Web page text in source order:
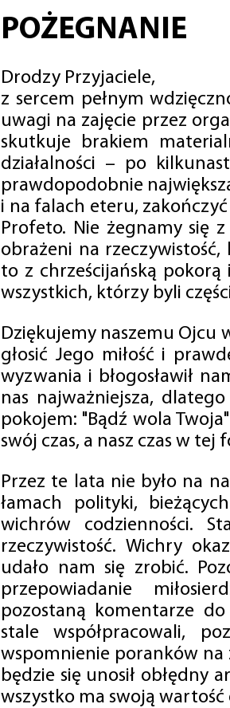
POŻEGNANIE
Drodzy Przyjaciele,
z sercem pełnym
uwagi na zajęcie przez
skutkuje brakiem
działalności – po
prawdopodobnie
i na falach eteru,
Profeto. Nie żegnamy się
obrażeni na
to z chrześcijańską pokorą
wszystkich, którzy byli
Dziękujemy naszemu Ojcu
głosić Jego miłość i
wyzwania i błogosławił
nas najważniejsza,
pokojem: "Bądź wola
swój czas, a nasz czas w tej
Przez te lata nie było na
łamach polityki,
wichrów codzienności.
rzeczywistość. Wichry
udało nam się zrobić.
przepowiadanie
pozostaną komentarze
stale współpracowali,
wspomnienie poranków na
będzie się unosił obłędny
wszystko ma swoją wartość